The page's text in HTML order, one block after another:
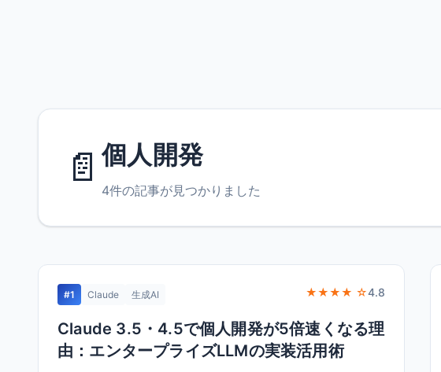
📄 個人開発
4件の記事が見つかりました
#1 Claude 生成AI ★★★★ ☆4.8
Claude 3.5・4.5で個人開発が5倍速くなる理
由：エンタープライズLLMの実装活用術